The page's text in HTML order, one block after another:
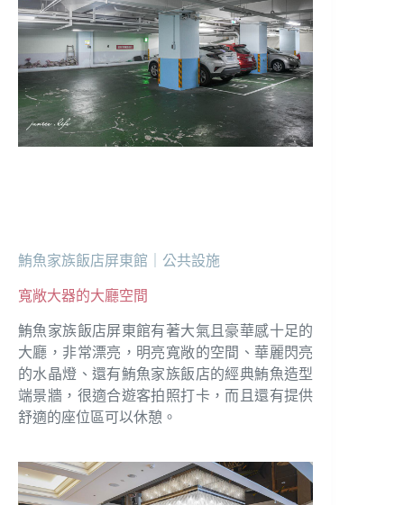
鮪魚家族飯店屏東館｜公共設施
寬敞大器的大廳空間
鮪魚家族飯店屏東館有著大氣且豪華感十足的
大廳，非常漂亮，明亮寬敞的空間、華麗閃亮
的水晶燈、還有鮪魚家族飯店的經典鮪魚造型
端景牆，很適合遊客拍照打卡，而且還有提供
舒適的座位區可以休憩。